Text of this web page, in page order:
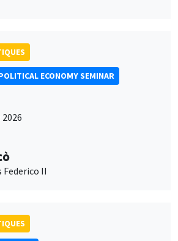
ECONOMY SEMINAR
II